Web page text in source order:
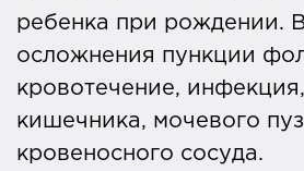
ребенка при рождении.
осложнения пункции
кровотечение,
кишечника, мочевого
кровеносного сосуда.